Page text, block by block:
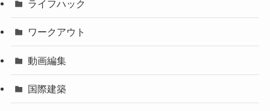
ライフハック
ワークアウト
動画編集
国際建築